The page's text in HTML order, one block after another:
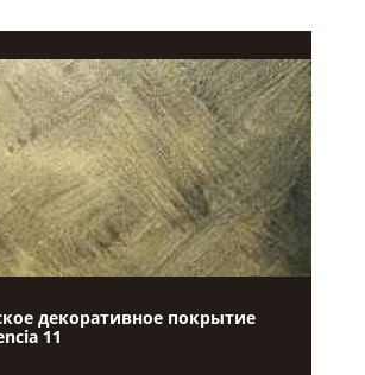
декоративное покрытие
11